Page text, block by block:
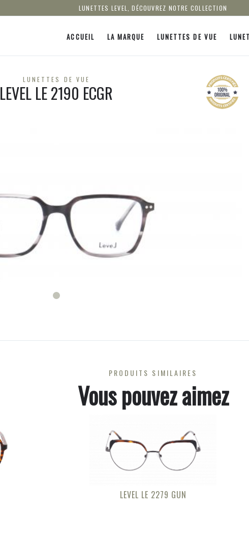
LUNETTES LEVEL, DÉCOUVREZ NOTRE COLLECTION
ACCUEIL LA MARQUE LUNETTES DE VUE
LUNETTES DE VUE
LEVEL LE 2190 ECGR
PRODUITS SIMILAIRES
Vous pouvez aimez
LEVEL LE 2279 GUN